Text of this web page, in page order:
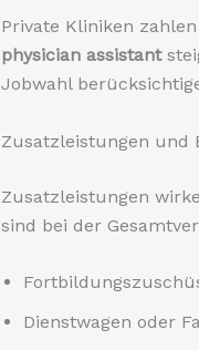
Private Kliniken
physician assistant
Jobwahl
Zusatzleistungen und
Zusatzleistungen
sind bei der
Dienstwagen oder